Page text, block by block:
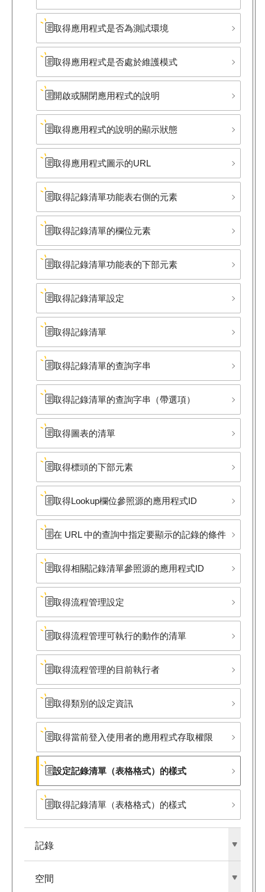
取得應用程式是否為測試環境
取得應用程式是否處於維護模式
開啟或關閉應用程式的說明
取得應用程式的說明的顯示狀態
取得應用程式圖示的URL
取得記錄清單功能表右側的元素
取得記錄清單的欄位元素
取得記錄清單功能表的下部​元素
取得記錄清單設定
取得記錄清單
取得記錄清單的查詢字串
取得記錄清單的查詢字串​（帶選項）
取得圖表的清單
取得標頭的下部​元素
取得Lookup欄位參照源的應用程式ID
在 URL 中的查詢中指定要顯示的記錄的條件
取得相關記錄清單參照源的應用程式ID
取得流程管理設定
取得流程管理可執行的動作的清單
取得流程管理的目前執行者
取得類別的設定資訊
取得當前登入使用者的應用程式存取權限
設定記錄清單​（表格格式）​的樣式
取得記錄清單​（表格格式）​的樣式
記錄
空間